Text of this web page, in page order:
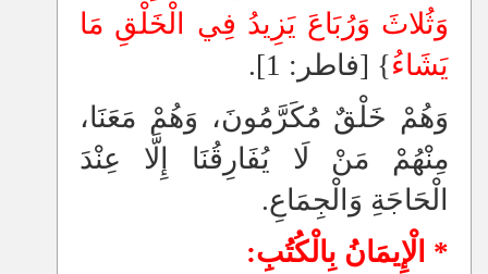
وَثُلاثَ وَرُبَاعَ يَزِيدُ فِي الْخَلْقِ مَا
يَشَاءُ‏}‏ ‏[‏فاطر: 1‏]‏‏.‏
وَهُمْ خَلْقٌ مُكَرَّمُونَ، وَهُمْ مَعَنَا،
مِنْهُمْ مَنْ لَا يُفَارِقُنَا إِلَّا عِنْدَ
الْحَاجَةِ وَالْجِمَاعِ.
* الْإِيمَانُ بِالْكُتُبِ: